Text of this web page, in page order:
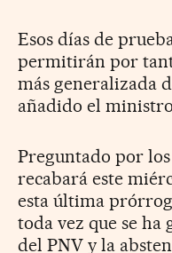
Esos días de
permitirán por
más generalizada
añadido el
Preguntado por
recabará este
esta última
toda vez que se
del PNV y la